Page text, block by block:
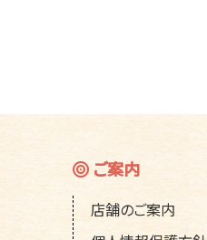
ご案内
店舗のご案内